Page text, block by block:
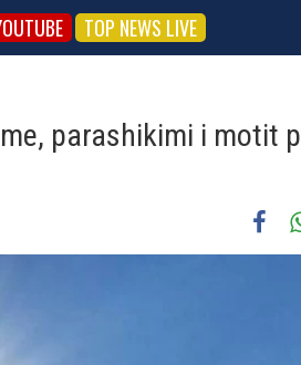
TOP NEWS LIVE
parashikimi i motit